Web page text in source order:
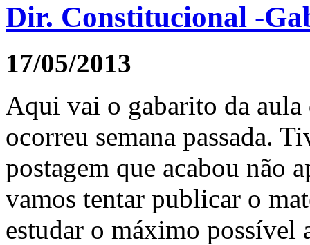
Dir. Constitucional -
17/05/2013
Aqui vai o gabarito da
ocorreu semana passada.
postagem que acabou não
vamos tentar publicar o
estudar o máximo possível